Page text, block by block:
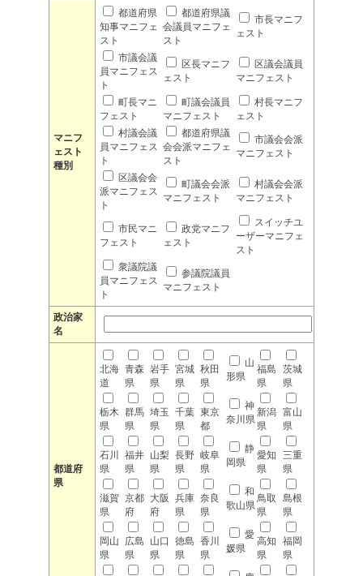
マニフ
ェスト
種別
都道府県
知事マニフェ
スト
都道府県議
会議員マニフェ
スト
市長マニフ
ェスト
市議会議
員マニフェス
ト
区長マニフ
ェスト
区議会議員
マニフェスト
町長マニ
フェスト
町議会議員
マニフェスト
村長マニフ
ェスト
村議会議
員マニフェス
ト
都道府県議
会会派マニフェ
スト
市議会会派
マニフェスト
区議会会
派マニフェス
ト
町議会会派
マニフェスト
村議会会派
マニフェスト
市民マニ
フェスト
政党マニフ
ェスト
スイッチユ
ーザーマニフェ
スト
衆議院議
員マニフェス
ト
参議院議員
マニフェスト
政治家
名
都道府
県
北海
道
青森
県
岩手
県
宮城
県
秋田
県
山
形県
福島
県
茨城
県
栃木
県
群馬
県
埼玉
県
千葉
県
東京
都
神
奈川県
新潟
県
富山
県
石川
県
福井
県
山梨
県
長野
県
岐阜
県
静
岡県
愛知
県
三重
県
滋賀
県
京都
府
大阪
府
兵庫
県
奈良
県
和
歌山県
鳥取
県
島根
県
岡山
県
広島
県
山口
県
徳島
県
香川
県
愛
媛県
高知
県
福岡
県